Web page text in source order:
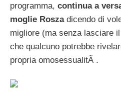
programma, continua a
moglie Roszadicendo di
migliore (ma senza lasciare
che qualcuno potrebbe
propria omosessualitÃ .